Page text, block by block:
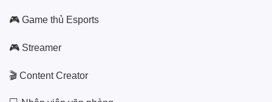
🎮 Game thủ Esports
🎮 Streamer
🎬 Content Creator